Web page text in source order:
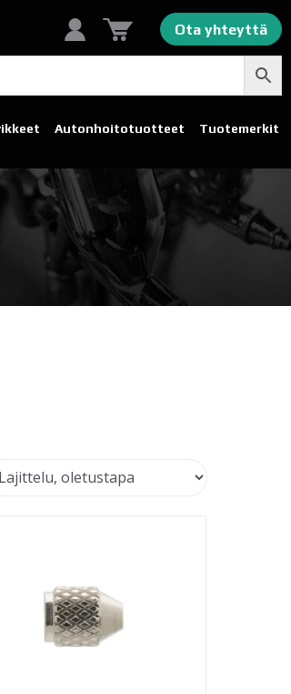
Ota yhteyttä
Autonhoito­tuotteet Tuotemerkit